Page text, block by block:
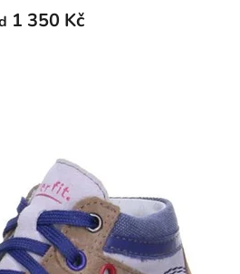
1 350 Kč